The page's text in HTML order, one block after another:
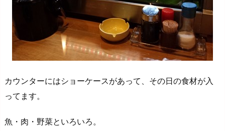
カウンターにはショーケースがあって、その日の食材が入
ってます。
魚・肉・野菜といろいろ。